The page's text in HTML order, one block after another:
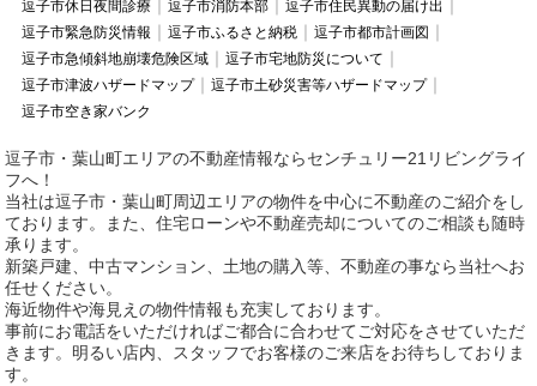
逗子市休日夜間診療
逗子市消防本部
逗子市住民異動の届け出
逗子市緊急防災情報
逗子市ふるさと納税
逗子市都市計画図
逗子市急傾斜地崩壊危険区域
逗子市宅地防災について
逗子市津波ハザードマップ
逗子市土砂災害等ハザードマップ
逗子市空き家バンク
逗子市・葉山町エリアの不動産情報ならセンチュリー21リビングライ
フへ！
当社は逗子市・葉山町周辺エリアの物件を中心に不動産のご紹介をし
ております。また、住宅ローンや不動産売却についてのご相談も随時
承ります。
新築戸建、中古マンション、土地の購入等、不動産の事なら当社へお
任せください。
海近物件や海見えの物件情報も充実しております。
事前にお電話をいただければご都合に合わせてご対応をさせていただ
きます。明るい店内、スタッフでお客様のご来店をお待ちしておりま
す。